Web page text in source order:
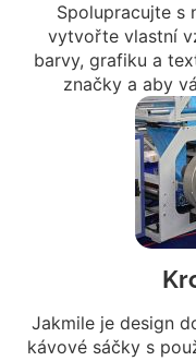
Spolupracujte s
vytvořte vlastní
barvy, grafiku a
značky a aby
Jakmile je design
kávové sáčky s